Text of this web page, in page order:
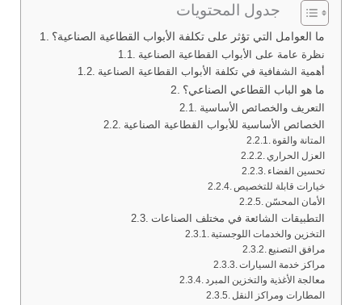
جدول المحتويات
ما العوامل التي تؤثر على تكلفة الأبواب القطاعية الصناعية؟
نظرة عامة على الأبواب القطاعية الصناعية
أهمية الشفافية في تكلفة الأبواب القطاعية الصناعية
ما هو الباب القطاعي الصناعي؟
التعريف والخصائص الأساسية
الخصائص الأساسية للأبواب القطاعية الصناعية
المتانة والقوة
العزل الحراري
تحسين الفضاء
خيارات قابلة للتخصيص
الأمان المحسّن
التطبيقات الشائعة في مختلف الصناعات
التخزين والخدمات اللوجستية
مرافق التصنيع
مراكز خدمة السيارات
معالجة الأغذية والتخزين المبرد
المطارات ومراكز النقل